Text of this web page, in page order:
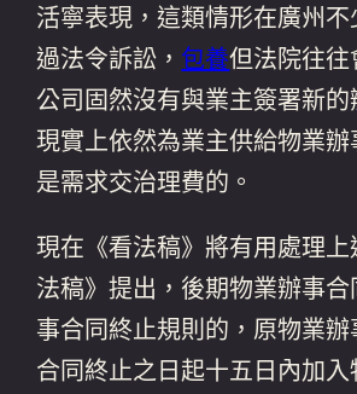
活寧表現，這類情形在廣州
過法令訴訟， 包養但法院往
公司固然沒有與業主簽署新
現實上依然為業主供給物業
是需求交治理費的。
現在《看法稿》將有用處理
法稿》提出，後期物業辦事
事合同終止規則的，原物業
合同終止之日起十五日內加